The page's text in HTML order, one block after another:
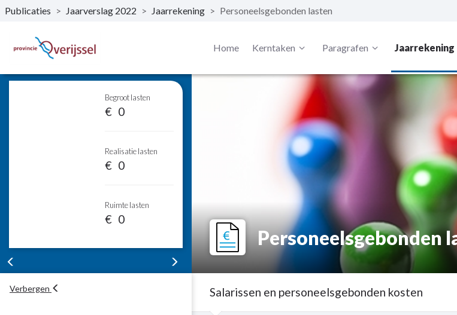
Naar hoofdinhoud
Publicaties > Jaarverslag 2022 > Jaarrekening > Personeelsgebonden lasten
Home Kerntaken Paragrafen Jaarrekening
Begroot lasten
0
Realisatie lasten
0
Ruimte lasten
0
Personeelsgebonden
Verbergen Salarissen en personeelsgebonden kosten